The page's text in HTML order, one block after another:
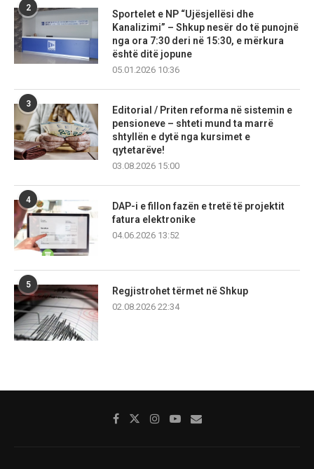
2
Sportelet e NP “Ujësjellësi dhe
Kanalizimi” – Shkup nesër do të punojnë
nga ora 7:30 deri në 15:30, e mërkura
është ditë jopune
05.01.2026 10:36
3
Editorial / Priten reforma në sistemin e
pensioneve – shteti mund ta marrë
shtyllën e dytë nga kursimet e
qytetarëve!
03.08.2026 15:00
4
DAP-i e fillon fazën e tretë të projektit
fatura elektronike
04.06.2026 13:52
5
Regjistrohet tërmet në Shkup
02.08.2026 22:34